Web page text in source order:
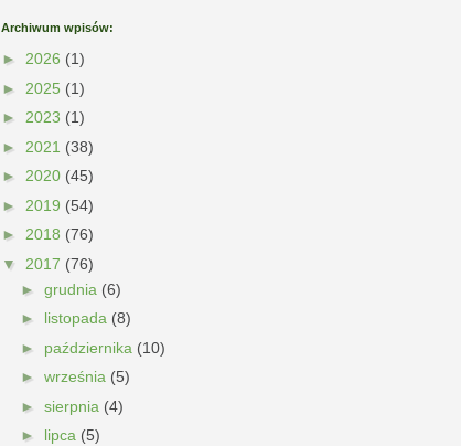
Archiwum wpisów:
► 2026 (1)
► 2025 (1)
► 2023 (1)
► 2021 (38)
► 2020 (45)
► 2019 (54)
► 2018 (76)
▼ 2017 (76)
► grudnia (6)
► listopada (8)
► października (10)
► września (5)
► sierpnia (4)
► lipca (5)